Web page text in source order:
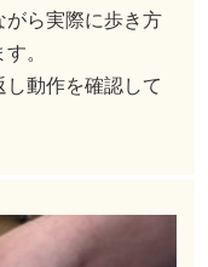
がら実際に歩き方
。
し動作を確認して